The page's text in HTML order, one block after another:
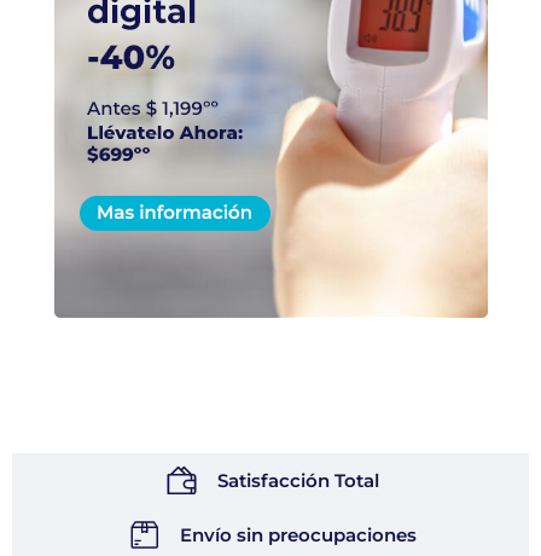
Satisfacción Total
Envío sin preocupaciones